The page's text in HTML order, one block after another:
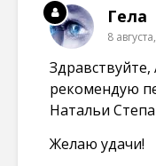
Гела
8
рекомендую
Натальи
Желаю удачи!